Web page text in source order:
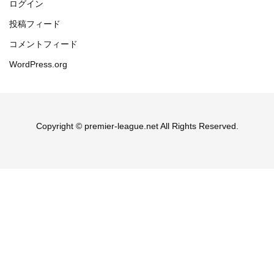
ログイン
投稿フィード
コメントフィード
WordPress.org
Copyright © premier-league.net All Rights Reserved.